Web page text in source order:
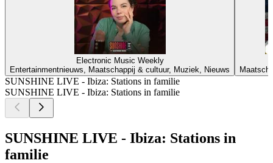
Electronic Music Weekly
Entertainmentnieuws, Maatschappij & cultuur, Muziek, Nieuws
SUNSHINE LIVE - Ibiza: Stations in familie
SUNSHINE LIVE - Ibiza: Stations in familie
SUNSHINE LIVE - Ibiza: Stations in
familie